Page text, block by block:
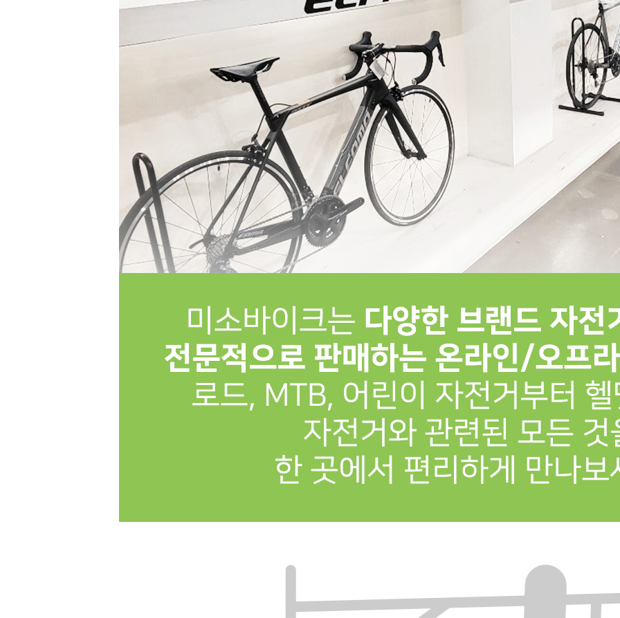
프 하세요!